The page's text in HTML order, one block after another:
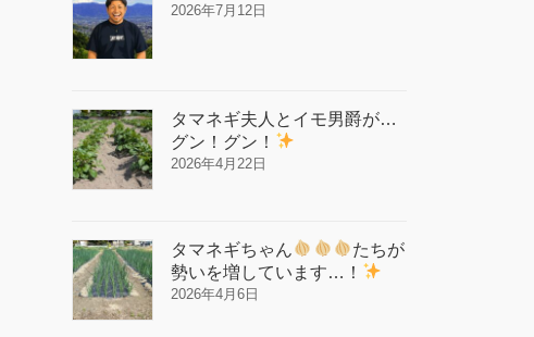
2026年7月12日
タマネギ夫人とイモ男爵が…
グン！グン！
2026年4月22日
タマネギちゃん
たちが
勢いを増しています…！
2026年4月6日